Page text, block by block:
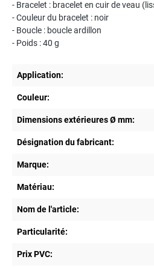
- Bracelet : bracelet en cuir de veau
- Couleur du bracelet : noir
- Boucle : boucle ardillon
- Poids : 40 g
Application:
Couleur:
Dimensions extérieures Ø mm:
Désignation du fabricant:
Marque:
Matériau:
Nom de l'article:
Particularité:
Prix PVC: